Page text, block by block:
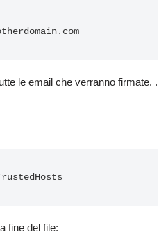
le email che verranno firmate. .
fine del file: